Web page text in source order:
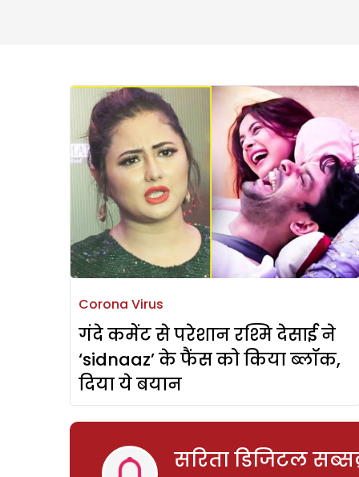
Corona Virus
गंदे कमेंट से परेशान रश्मि देसाई ने
‘sidnaaz’ के फैंस को किया ब्लॉक,
दिया ये बयान
सरिता डिजिटल